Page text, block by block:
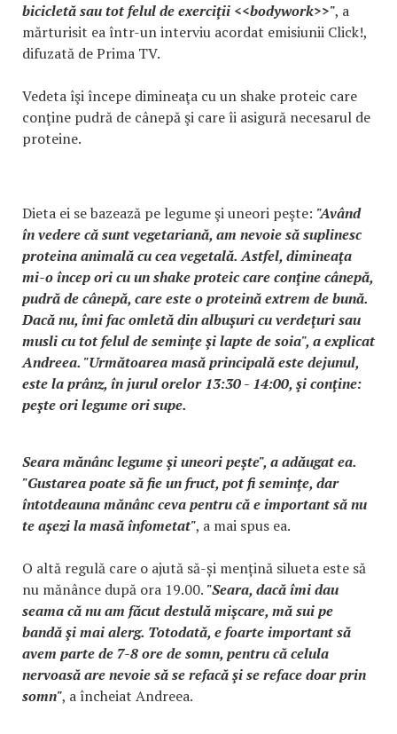
bicicletă sau tot felul de exerciţii <<bodywork>>", a
mărturisit ea într-un interviu acordat emisiunii Click!,
difuzată de Prima TV.
Vedeta îşi începe dimineaţa cu un shake proteic care
conţine pudră de cânepă şi care îi asigură necesarul de
proteine.
Dieta ei se bazează pe legume şi uneori peşte: "Având
în vedere că sunt vegetariană, am nevoie să suplinesc
proteina animală cu cea vegetală. Astfel, dimineaţa
mi-o încep ori cu un shake proteic care conţine cânepă,
pudră de cânepă, care este o proteină extrem de bună.
Dacă nu, îmi fac omletă din albuşuri cu verdeţuri sau
musli cu tot felul de seminţe şi lapte de soia", a explicat
Andreea. "Următoarea masă principală este dejunul,
este la prânz, în jurul orelor 13:30 - 14:00, şi conţine:
peşte ori legume ori supe.
Seara mănânc legume şi uneori peşte", a adăugat ea.
"Gustarea poate să fie un fruct, pot fi seminţe, dar
întotdeauna mănânc ceva pentru că e important să nu
te aşezi la masă înfometat", a mai spus ea.
O altă regulă care o ajută să-și mențină silueta este să
nu mănânce după ora 19.00. "Seara, dacă îmi dau
seama că nu am făcut destulă mişcare, mă sui pe
bandă şi mai alerg. Totodată, e foarte important să
avem parte de 7-8 ore de somn, pentru că celula
nervoasă are nevoie să se refacă şi se reface doar prin
somn", a încheiat Andreea.